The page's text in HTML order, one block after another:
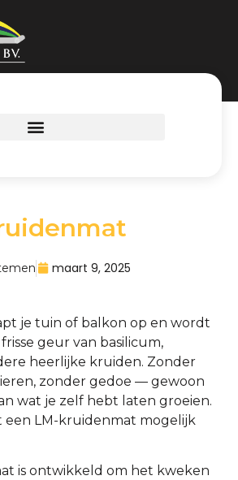
maart 9, 2025
je tuin of balkon op en wordt
geur van basilicum,
heerlijke kruiden. Zonder
zonder gedoe — gewoon
wat je zelf hebt laten groeien.
een LM-kruidenmat mogelijk
is ontwikkeld om het kweken